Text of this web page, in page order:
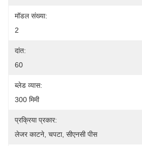
मॉडल संख्या:
2
दांत:
60
ब्लेड व्यास:
300 मिमी
प्रक्रिया प्रकार:
लेजर काटने, चपटा, सीएनसी पीस